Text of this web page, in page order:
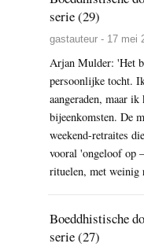
serie (29)
gastauteur - 17 mei
Arjan Mulder: 'Het
persoonlijke tocht.
aangeraden, maar
bijeenkomsten. De
weekend-retraites
vooral 'ongeloof op
rituelen, met weinig
Boeddhistische
serie (27)